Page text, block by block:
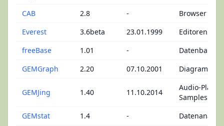
CAB
2.8 -
Browser
Everest
3.6beta 23.01.1999
Editoren
freeBase
1.01 -
Datenbank
GEMGraph
2.20 07.10.2001 Diagramme/
GEMJing 1.40 11.10.2014
Audio-Player
Samples
GEMstat
1.4 -
Datenanalyse